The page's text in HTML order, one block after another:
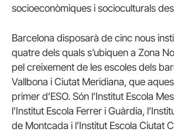
socioeconòmiques i socioculturals
Barcelona disposarà de cinc nous
quatre dels quals s’ubiquen a Zona
pel creixement de les escoles dels
Vallbona i Ciutat Meridiana, que
primer d’ESO. Són l’Institut Escola
l’Institut Escola Ferrer i Guàrdia,
de Montcada i l’Institut Escola Ciutat